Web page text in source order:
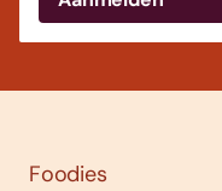
Foodies